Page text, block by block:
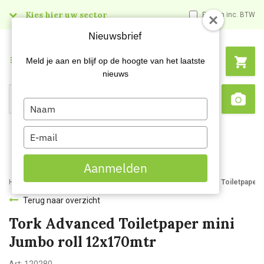
Kies hier uw sector Prijzen inc. BTW
Search
Menu
Home Webshop Hygienepapier Toiletpapier Tork Advanced Toiletpaper
Terug naar overzicht
Tork Advanced Toiletpaper mini
Jumbo roll 12x170mtr
Nieuwsbrief
Meld je aan en blijf op de hoogte van het laatste
nieuws
Type
your
name
Type
your
email
Aanmelden